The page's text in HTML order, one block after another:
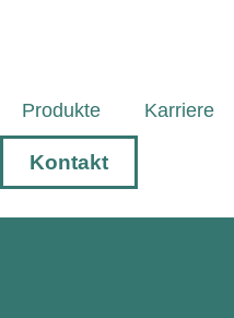
Produkte Karriere
Kontakt